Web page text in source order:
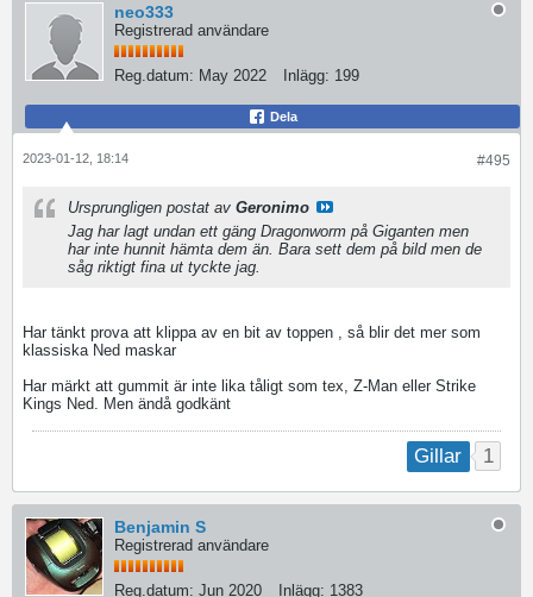
neo333
Registrerad användare
Reg.datum: May 2022 Inlägg: 199
Dela
#495
2023-01-12, 18:14
Ursprungligen postat av Geronimo
Jag har lagt undan ett gäng Dragonworm på Giganten men
har inte hunnit hämta dem än. Bara sett dem på bild men de
såg riktigt fina ut tyckte jag.
Har tänkt prova att klippa av en bit av toppen , så blir det mer som
klassiska Ned maskar
Har märkt att gummit är inte lika tåligt som tex, Z-Man eller Strike
Kings Ned. Men ändå godkänt
Gillar 1
Benjamin S
Registrerad användare
Reg.datum: Jun 2020 Inlägg: 1383